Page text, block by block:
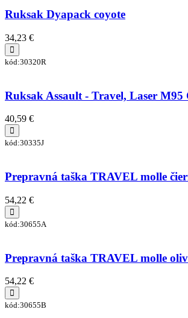
Ruksak Dyapack coyote
34,23 €
kód:30320R
Ruksak Assault - Travel, Laser M95
40,59 €
kód:30335J
Prepravná taška TRAVEL molle
54,22 €
kód:30655A
Prepravná taška TRAVEL molle
54,22 €
kód:30655B